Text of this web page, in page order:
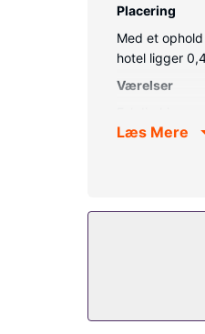
Placering
Med et
hotel ligger
Værelser
dundyner og
Gæsterne
Læs Mere